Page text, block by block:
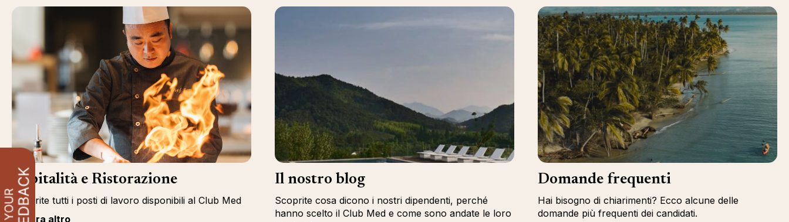
Ospitalità e Ristorazione
Scoprite tutti i posti di lavoro disponibili al Club Med
Mostra altro
Il nostro blog
Scoprite cosa dicono i nostri dipendenti, perché
hanno scelto il Club Med e come sono andate le loro
Domande frequenti
Hai bisogno di chiarimenti? Ecco alcune delle
domande più frequenti dei candidati.